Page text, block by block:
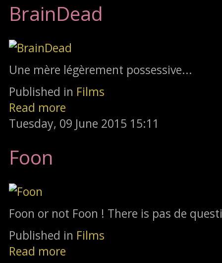
BrainDead
Une mère légèrement possessive...
Published in Films
Read more
Tuesday, 09 June 2015 15:11
Foon
Foon or not Foon ! There is pas de
Published in Films
Read more